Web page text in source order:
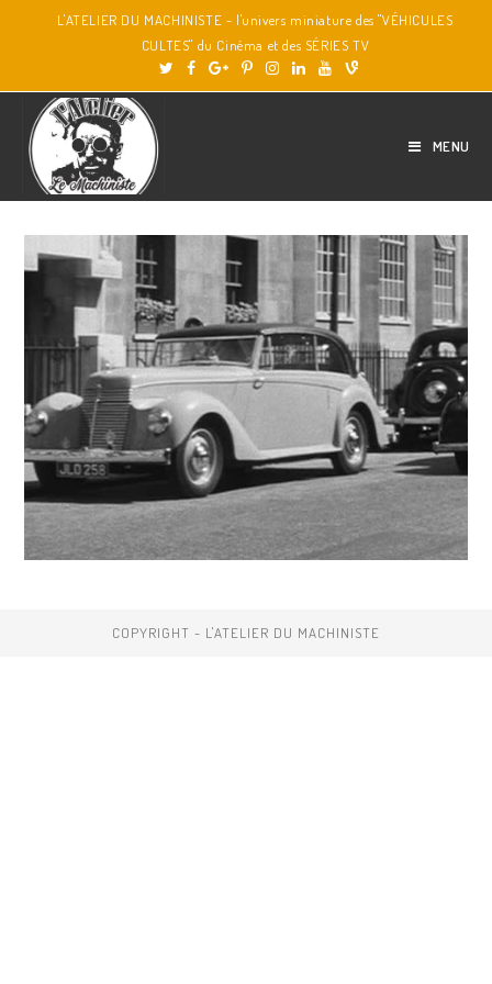
L'ATELIER DU MACHINISTE - l'univers miniature des "VÉHICULES
CULTES" du Cinéma et des SÉRIES TV
MENU
COPYRIGHT - L'ATELIER DU MACHINISTE